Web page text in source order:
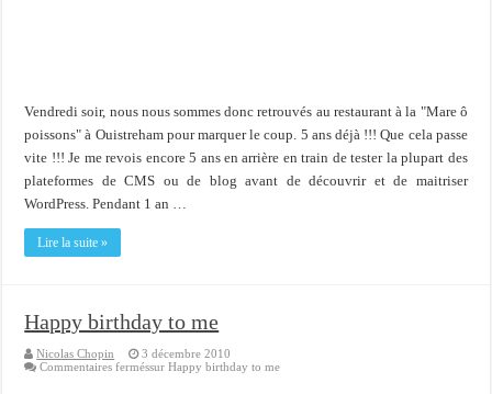
Vendredi soir, nous nous sommes donc retrouvés au restaurant à la "Mare ô
poissons" à Ouistreham pour marquer le coup. 5 ans déjà !!! Que cela passe
vite !!! Je me revois encore 5 ans en arrière en train de tester la plupart des
plateformes de CMS ou de blog avant de découvrir et de maitriser
WordPress. Pendant 1 an …
Lire la suite »
Happy birthday to me
Nicolas Chopin
3 décembre 2010
Commentaires ferméssur Happy birthday to me